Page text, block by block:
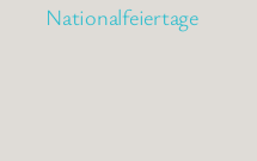
Nationalfeiertage